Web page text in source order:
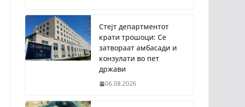
Стејт департментот
крати трошоци: Се
затвораат амбасади и
конзулати во пет
држави
06.08.2026